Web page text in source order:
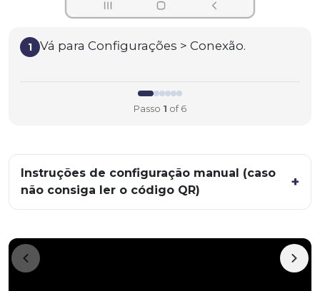
1 Vá para Configurações > Conexão.
Passo 1 of 6
Instruções de configuração manual (caso
não consiga ler o código QR)